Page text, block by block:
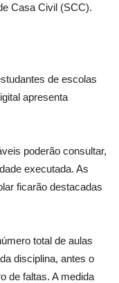
Casa Civil (SCC).
de escolas
apresenta
poderão consultar,
executada. As
ficarão destacadas
total de aulas
disciplina, antes o
de faltas. A medida